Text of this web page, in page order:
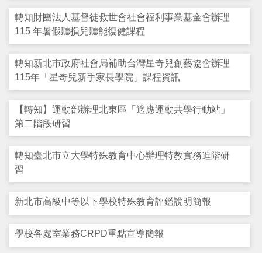
轉知財團法人基督徒救世會社會福利事業基金會辦理
115 年暑假聽損兒聽能復健課程
轉知新北市政府社會局補助台灣星奇兒創藝協會辦理
115年「星奇兒新手家長學院」課程資訊
【轉知】運動部辦理北東區「適應運動共學行動站」
第二階段研習
轉知臺北市立大學特殊教育中心辦理特教實務進階研
習
新北市高級中等以下學校特殊教育評鑑說明簡報
學校各處室業務CRPD重點宣導簡報